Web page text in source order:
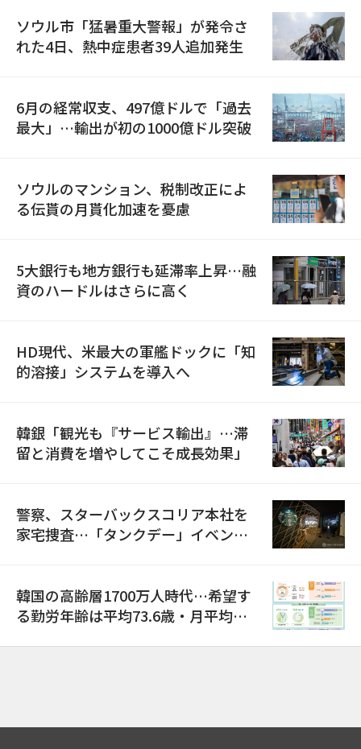
ソウル市「猛暑重大警報」が発令さ
れた4日、熱中症患者39人追加発生
6月の経常収支、497億ドルで「過去
最大」…輸出が初の1000億ドル突破
ソウルのマンション、税制改正によ
る伝貰の月貰化加速を憂慮
5大銀行も地方銀行も延滞率上昇…融
資のハードルはさらに高く
HD現代、米最大の軍艦ドックに「知
的溶接」システムを導入へ
韓銀「観光も『サービス輸出』…滞
留と消費を増やしてこそ成長効果」
警察、スターバックスコリア本社を
家宅捜査…「タンクデー」イベント
韓国の高齢層1700万人時代…希望す
る勤労年齢は平均73.6歳・月平均賃